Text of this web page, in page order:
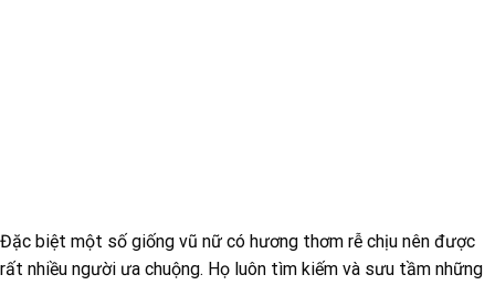
Đặc biệt một số giống vũ nữ có hương thơm rễ chịu nên được
rất nhiều người ưa chuộng. Họ luôn tìm kiếm và sưu tầm những